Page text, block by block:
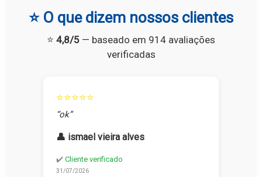
⭐ O que dizem nossos clientes
⭐ 4,8/5 — baseado em 914 avaliações
verificadas
⭐⭐⭐⭐⭐
“ok”
👤 ismael vieira alves
✔️ Cliente verificado
31/07/2026